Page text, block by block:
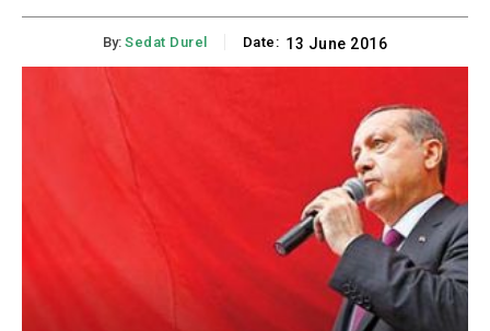
By: Sedat Durel Date: 13 June 2016